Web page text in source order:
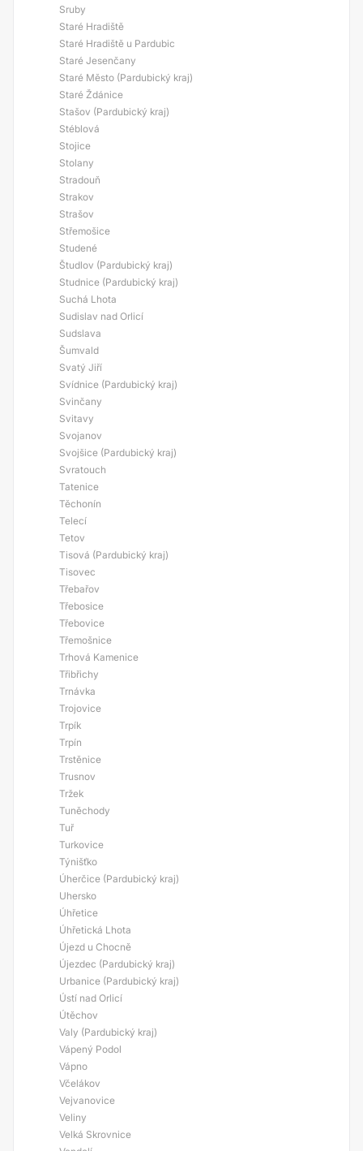
Sruby
Staré Hradiště
Staré Hradiště u Pardubic
Staré Jesenčany
Staré Město (Pardubický kraj)
Staré Ždánice
Stašov (Pardubický kraj)
Stéblová
Stojice
Stolany
Stradouň
Strakov
Strašov
Střemošice
Studené
Študlov (Pardubický kraj)
Studnice (Pardubický kraj)
Suchá Lhota
Sudislav nad Orlicí
Sudslava
Šumvald
Svatý Jiří
Svídnice (Pardubický kraj)
Svinčany
Svitavy
Svojanov
Svojšice (Pardubický kraj)
Svratouch
Tatenice
Těchonín
Telecí
Tetov
Tisová (Pardubický kraj)
Tisovec
Třebařov
Třebosice
Třebovice
Třemošnice
Trhová Kamenice
Třibřichy
Trnávka
Trojovice
Trpík
Trpín
Trstěnice
Trusnov
Tržek
Tuněchody
Tuř
Turkovice
Týnišťko
Úherčice (Pardubický kraj)
Uhersko
Úhřetice
Úhřetická Lhota
Újezd u Chocně
Újezdec (Pardubický kraj)
Urbanice (Pardubický kraj)
Ústí nad Orlicí
Útěchov
Valy (Pardubický kraj)
Vápený Podol
Vápno
Včelákov
Vejvanovice
Veliny
Velká Skrovnice